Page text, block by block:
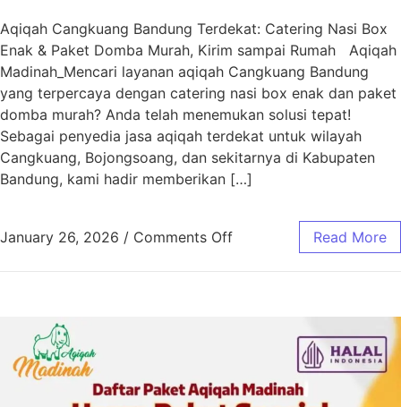
Aqiqah Cangkuang Bandung Terdekat: Catering Nasi Box
Enak & Paket Domba Murah, Kirim sampai Rumah Aqiqah
Madinah_Mencari layanan aqiqah Cangkuang Bandung
yang terpercaya dengan catering nasi box enak dan paket
domba murah? Anda telah menemukan solusi tepat!
Sebagai penyedia jasa aqiqah terdekat untuk wilayah
Cangkuang, Bojongsoang, dan sekitarnya di Kabupaten
Bandung, kami hadir memberikan […]
January 26, 2026 / Comments Off Read More